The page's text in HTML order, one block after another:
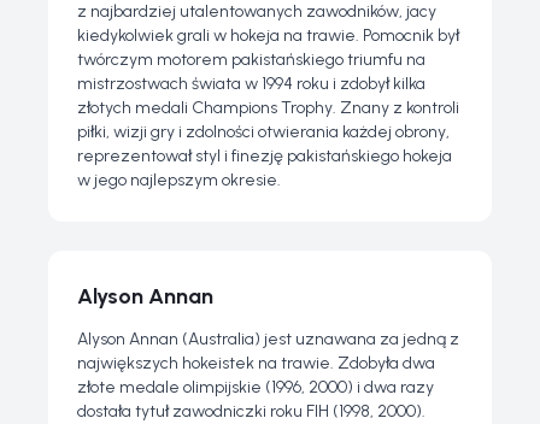
z najbardziej utalentowanych zawodników, jacy
kiedykolwiek grali w hokeja na trawie. Pomocnik był
twórczym motorem pakistańskiego triumfu na
mistrzostwach świata w 1994 roku i zdobył kilka
złotych medali Champions Trophy. Znany z kontroli
piłki, wizji gry i zdolności otwierania każdej obrony,
reprezentował styl i finezję pakistańskiego hokeja
w jego najlepszym okresie.
Alyson Annan
Alyson Annan (Australia) jest uznawana za jedną z
największych hokeistek na trawie. Zdobyła dwa
złote medale olimpijskie (1996, 2000) i dwa razy
dostała tytuł zawodniczki roku FIH (1998, 2000).